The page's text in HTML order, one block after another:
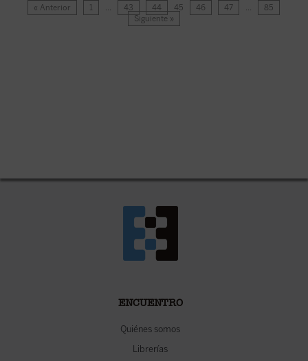
« Anterior 1 … 43 44 45 46 47 …
85
Siguiente »
ENCUENTRO
Quiénes somos
Librerías